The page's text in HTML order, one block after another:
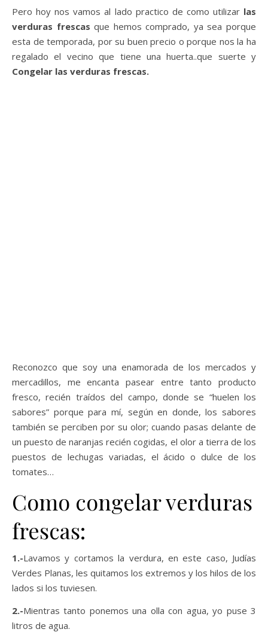
Pero hoy nos vamos al lado practico de como utilizar las
verduras frescas que hemos comprado, ya sea porque
esta de temporada, por su buen precio o porque nos la ha
regalado el vecino que tiene una huerta..que suerte y
Congelar las verduras frescas.
Reconozco que soy una enamorada de los mercados y
mercadillos, me encanta pasear entre tanto producto
fresco, recién traídos del campo, donde se “huelen los
sabores” porque para mí, según en donde, los sabores
también se perciben por su olor; cuando pasas delante de
un puesto de naranjas recién cogidas, el olor a tierra de los
puestos de lechugas variadas, el ácido o dulce de los
tomates…
Como congelar verduras
frescas:
1.-Lavamos y cortamos la verdura, en este caso, Judías
Verdes Planas, les quitamos los extremos y los hilos de los
lados si los tuviesen.
2.-Mientras tanto ponemos una olla con agua, yo puse 3
litros de agua.